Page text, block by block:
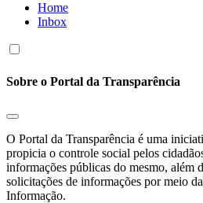
Home
Inbox
Sobre o Portal da Transparência
O Portal da Transparência é uma
propicia o controle social pelos
informações públicas do mesmo, além
solicitações de informações por meio
Informação.